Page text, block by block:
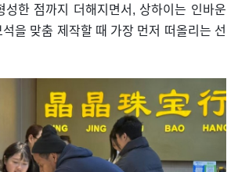
성한 점까지 더해지면서, 상하이는 인바운
을 맞춤 제작할 때 가장 먼저 떠올리는 선